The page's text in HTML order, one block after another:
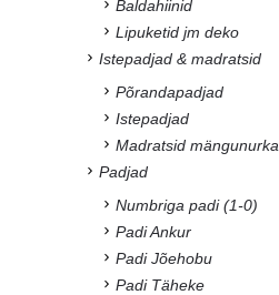
Baldahiinid
Lipuketid jm deko
Istepadjad & madratsid
Põrandapadjad
Istepadjad
Madratsid mängunurka
Padjad
Numbriga padi (1-0)
Padi Ankur
Padi Jõehobu
Padi Täheke